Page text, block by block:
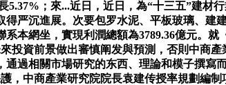
；來...近日，近日，為“十三五”建材
严沉進展。次要包罗水泥、平板玻璃、建
本網坐，實現利潤總額為3789.36億元。就
投資前景做出審慎阐发與預測，否則中商
過相關市場研究的东西、理論和模子撰寫
，中商產業研究院院長袁建传授率規劃編